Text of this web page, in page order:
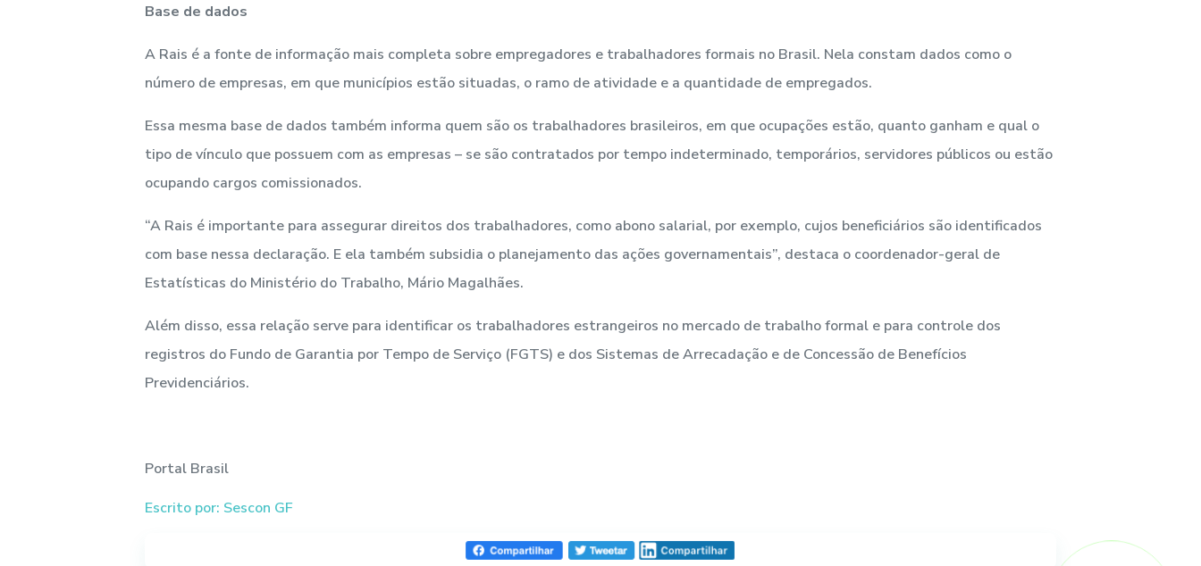
Base de dados
A Rais é a fonte de informação mais completa sobre empregadores e trabalhadores formais no Brasil. Nela constam dados como o
número de empresas, em que municípios estão situadas, o ramo de atividade e a quantidade de empregados.
Essa mesma base de dados também informa quem são os trabalhadores brasileiros, em que ocupações estão, quanto ganham e qual o
tipo de vínculo que possuem com as empresas – se são contratados por tempo indeterminado, temporários, servidores públicos ou estão
ocupando cargos comissionados.
“A Rais é importante para assegurar direitos dos trabalhadores, como abono salarial, por exemplo, cujos beneficiários são identificados
com base nessa declaração. E ela também subsidia o planejamento das ações governamentais”, destaca o coordenador-geral de
Estatísticas do Ministério do Trabalho, Mário Magalhães.
Além disso, essa relação serve para identificar os trabalhadores estrangeiros no mercado de trabalho formal e para controle dos
registros do Fundo de Garantia por Tempo de Serviço (FGTS) e dos Sistemas de Arrecadação e de Concessão de Benefícios
Previdenciários.
Portal Brasil
Escrito por: Sescon GF